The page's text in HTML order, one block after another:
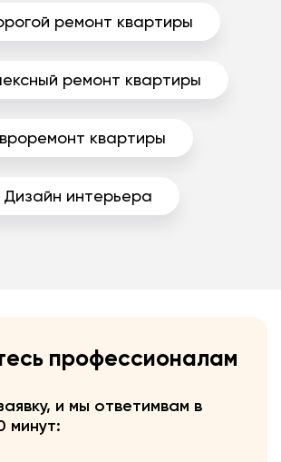
ремонт квартиры
ремонт квартиры
квартиры
Дизайн интерьера
профессионалам
и мы ответимвам в
минут: